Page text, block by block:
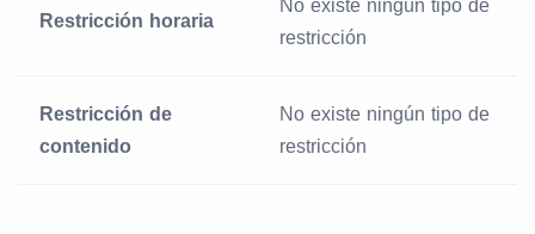
Restricción horaria
No existe ningún tipo de
restricción
Restricción de
contenido
No existe ningún tipo de
restricción